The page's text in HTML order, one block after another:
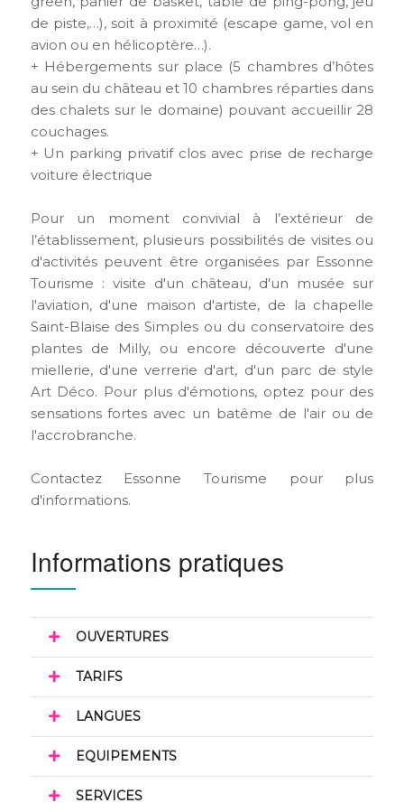
de piste,…), soit à proximité (escape game, vol en
avion ou en hélicoptère…).
+ Hébergements sur place (5 chambres d’hôtes
au sein du château et 10 chambres réparties dans
des chalets sur le domaine) pouvant accueillir 28
couchages.
+ Un parking privatif clos avec prise de recharge
voiture électrique
Pour un moment convivial à l’extérieur de
l’établissement, plusieurs possibilités de visites ou
d'activités peuvent être organisées par Essonne
Tourisme : visite d'un château, d'un musée sur
l'aviation, d'une maison d'artiste, de la chapelle
Saint-Blaise des Simples ou du conservatoire des
plantes de Milly, ou encore découverte d'une
miellerie, d'une verrerie d'art, d'un parc de style
Art Déco. Pour plus d'émotions, optez pour des
sensations fortes avec un batême de l'air ou de
l'accrobranche.
Contactez Essonne Tourisme pour plus
d'informations.
Informations pratiques
OUVERTURES
TARIFS
LANGUES
EQUIPEMENTS
SERVICES